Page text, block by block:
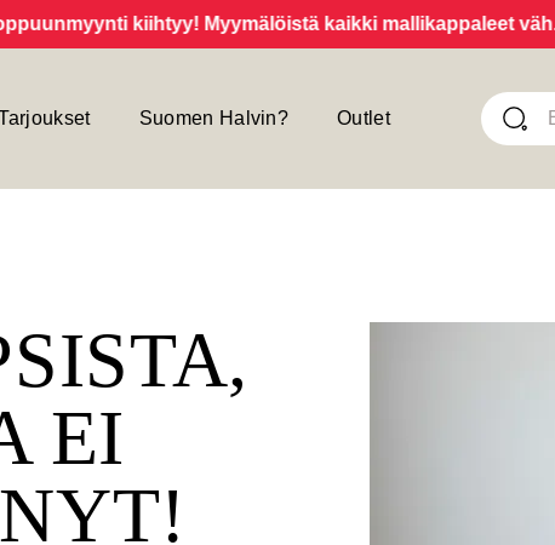
kiihtyy! Myymälöistä kaikki mallikappaleet väh. -
Suomen Halvin? Outlet
EI